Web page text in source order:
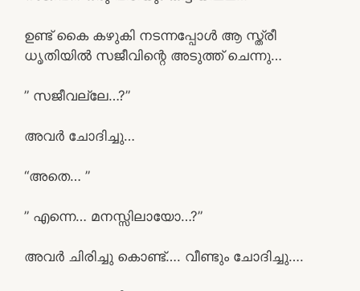
ഉണ്ട് കൈ കഴുകി നടന്നപ്പോൾ ആ സ്ത്രീ
ധൃതിയിൽ സജീവിന്റെ അടുത്ത് ചെന്നു…
” സജീവല്ലേ…?”
അവർ ചോദിച്ചു…
“അതെ… ”
” എന്നെ… മനസ്സിലായോ…?”
അവർ ചിരിച്ചു കൊണ്ട്…. വീണ്ടും ചോദിച്ചു….